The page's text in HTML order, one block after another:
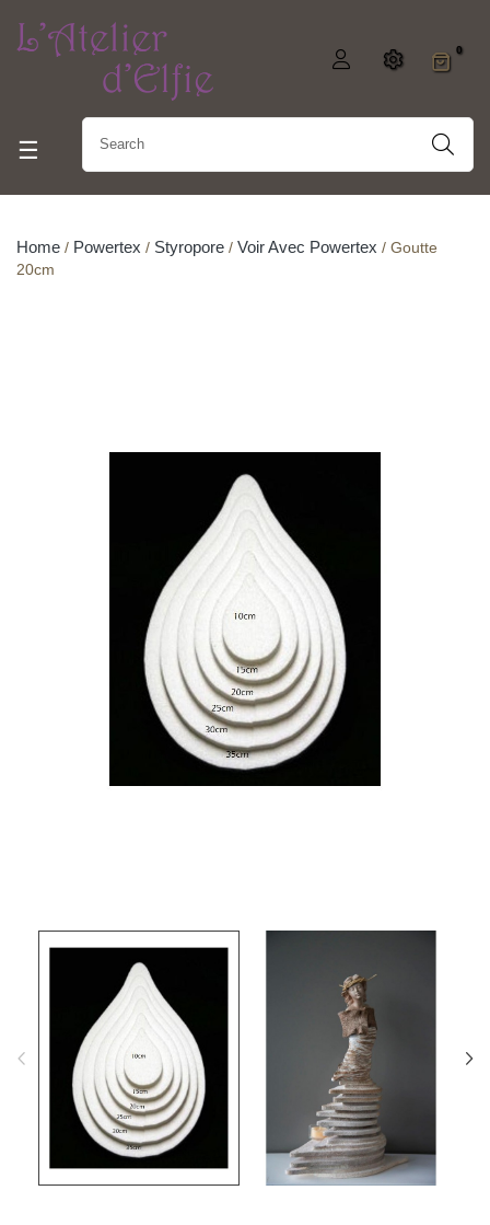
0
Toggle navigation
☰
Home Powertex Styropore Voir Avec Powertex
Goutte
20cm